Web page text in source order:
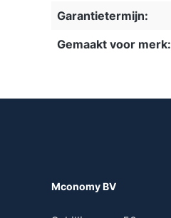
Garantietermijn:
Gemaakt voor merk:
Mconomy BV